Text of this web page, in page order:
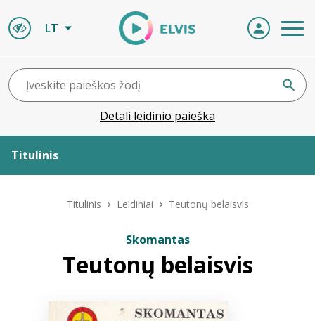
LT
Detali leidinio paieška
Titulinis
ELVIS atvyksta
Naujienos
Titulinis Leidiniai Teutonų belaisvis
Skomantas
Teutonų belaisvis